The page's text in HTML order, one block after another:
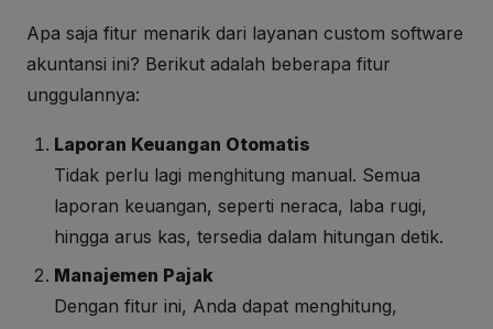
Apa saja fitur menarik dari layanan custom software
akuntansi ini? Berikut adalah beberapa fitur
unggulannya:
Laporan Keuangan Otomatis
Tidak perlu lagi menghitung manual. Semua
laporan keuangan, seperti neraca, laba rugi,
hingga arus kas, tersedia dalam hitungan detik.
Manajemen Pajak
Dengan fitur ini, Anda dapat menghitung,